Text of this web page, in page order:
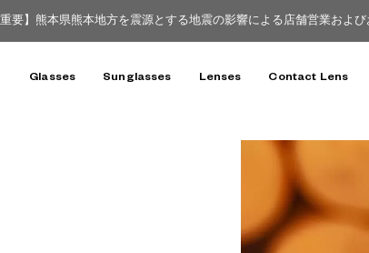
重要】熊本県熊本地方を震源とする地震の影響による店舗営業およ
Glasses Sunglasses Lenses Contact Lens